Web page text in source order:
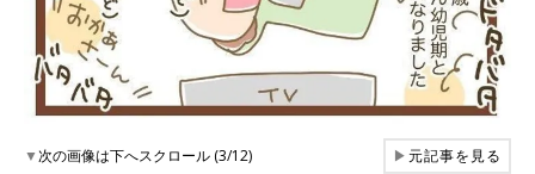
▼次の画像は下へスクロール (3/12) ▶元記事を見る